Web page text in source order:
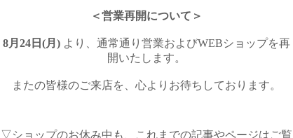
＜営業再開について＞
8月24日(月) より、通常通り営業およびWEBショップを再
開いたします。
またの皆様のご来店を、心よりお待ちしております。
▽ショップのお休み中も、これまでの記事やページはご覧